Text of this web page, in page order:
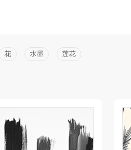
花 水墨 莲花